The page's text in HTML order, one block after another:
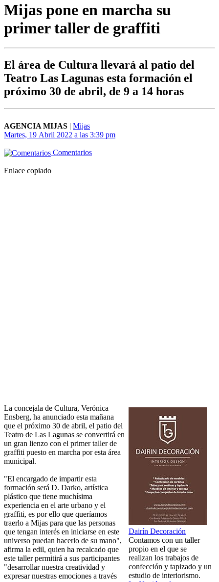
Mijas pone en marcha su
primer taller de graffiti
El área de Cultura llevará al patio del
Teatro Las Lagunas esta formación el
próximo 30 de abril, de 9 a 14 horas
AGENCIA MIJAS | Mijas
Martes, 19 Abril 2022 a las 3:39 pm
Comentarios
Enlace copiado
Dairín Decoración
Contamos con un taller
propio en el que se
realizan los trabajos de
confección y tapizado y un
estudio de interiorismo.
La concejala de Cultura, Verónica
Ensberg, ha anunciado esta mañana
que el próximo 30 de abril, el patio del
Teatro de Las Lagunas se convertirá en
un gran lienzo con el primer taller de
graffiti puesto en marcha por esta área
municipal.
"El encargado de impartir esta
formación será D. Darko, artística
plástico que tiene muchísima
experiencia en el arte urbano y el
graffiti, es por ello que queríamos
traerlo a Mijas para que las personas
que tengan interés en iniciarse en este
universo puedan hacerlo de su mano",
afirma la edil, quien ha recalcado que
este taller permitirá a sus participantes
"desarrollar nuestra creatividad y
expresar nuestras emociones a través